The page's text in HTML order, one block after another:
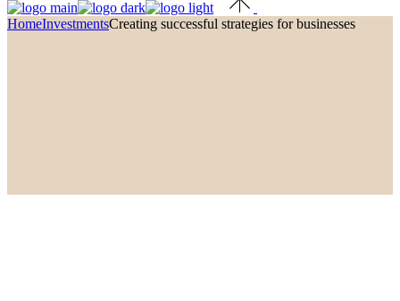
HomeInvestmentsCreating successful strategies for businesses